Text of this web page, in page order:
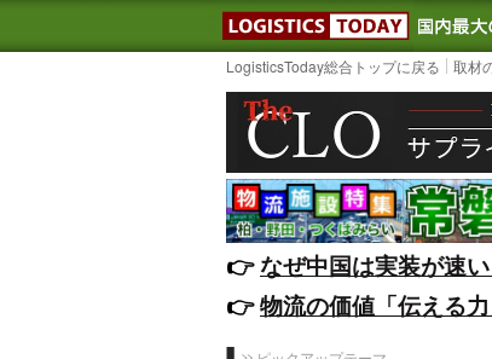
LogisticsToday総合トップに戻る 取材
👉️なぜ中国は実装が速
👉️物流の価値「伝える